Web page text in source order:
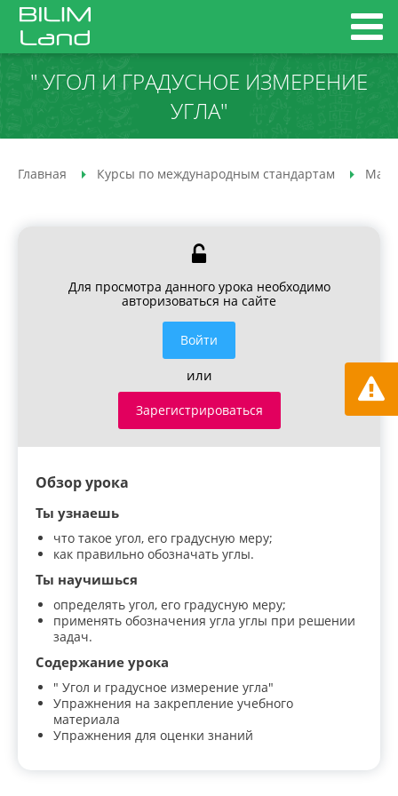
" УГОЛ И ГРАДУСНОЕ ИЗМЕРЕНИЕ
УГЛА"
Главная Курсы по международным стандартам
Для просмотра данного урока необходимо
авторизоваться на сайте
Войти
или
Зарегистрироваться
Обзор урока
Ты узнаешь
что такое угол, его градусную меру;
как правильно обозначать углы.
Ты научишься
определять угол, его градусную меру;
применять обозначения угла углы при решении
задач.
Содержание урока
" Угол и градусное измерение угла"
Упражнения на закрепление учебного
материала
Упражнения для оценки знаний